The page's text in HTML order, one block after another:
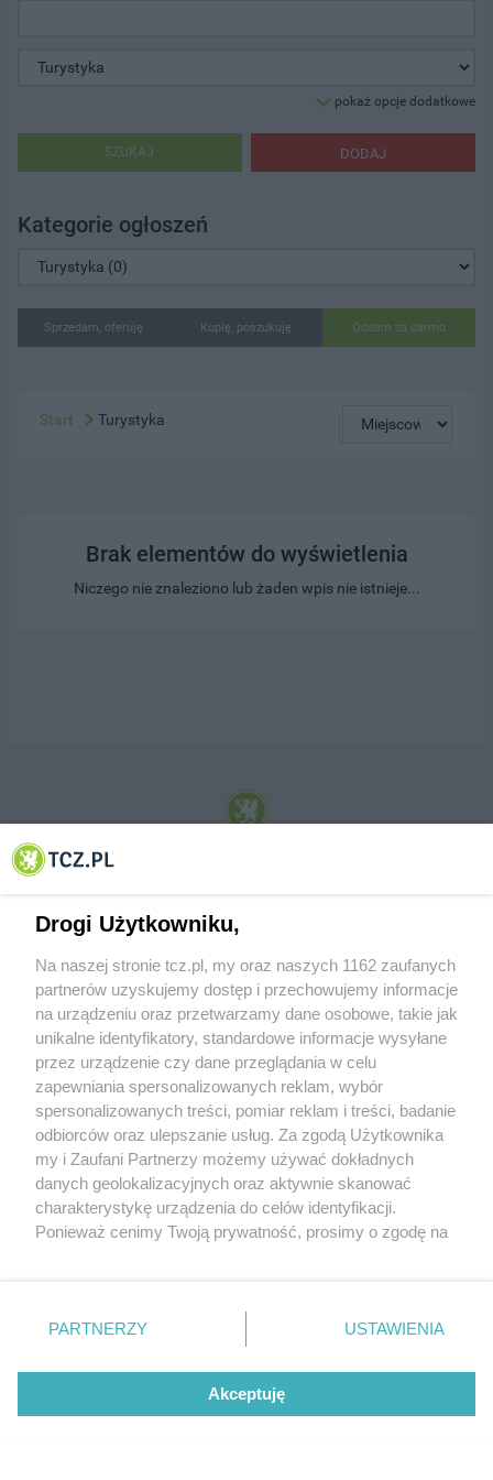
pokaż opcje dodatkowe
DODAJ
SZUKAJ
Kategorie ogłoszeń
Sprzedam, oferuję Kupię, poszukuję Oddam za darmo
Start Turystyka
Brak elementów do wyświetlenia
Niczego nie znaleziono lub żaden wpis nie istnieje...
© 2001-2026 Tczew - TCZ.PL Sp. z o.o. Internetowy Serwis Informacyjny Miasta
O FIRMIE POLITYKA PRYWATNOŚCI HOSTING
REKLAMA WSPÓŁPRACA RSS FACEBOOK KONTAKT
Nasze serwisy
Aktualności
Tcz24
Historia miasta
Muzyka i kultura
Archiwum wydarzeń
Zdjęcia miasta
Drogi Użytkowniku,
Na naszej stronie tcz.pl, my oraz naszych 1162 zaufanych
partnerów uzyskujemy dostęp i przechowujemy informacje
na urządzeniu oraz przetwarzamy dane osobowe, takie jak
unikalne identyfikatory, standardowe informacje wysyłane
przez urządzenie czy dane przeglądania w celu
zapewniania spersonalizowanych reklam, wybór
spersonalizowanych treści, pomiar reklam i treści, badanie
odbiorców oraz ulepszanie usług. Za zgodą Użytkownika
my i Zaufani Partnerzy możemy używać dokładnych
danych geolokalizacyjnych oraz aktywnie skanować
charakterystykę urządzenia do celów identyfikacji.
Ponieważ cenimy Twoją prywatność, prosimy o zgodę na
znajdujący się w lewym dolnym rogu strony
. Niektóre
przetwarzaniu. Preferencje będą miały zastosowania tylko
PARTNERZY USTAWIENIA
Akceptuję